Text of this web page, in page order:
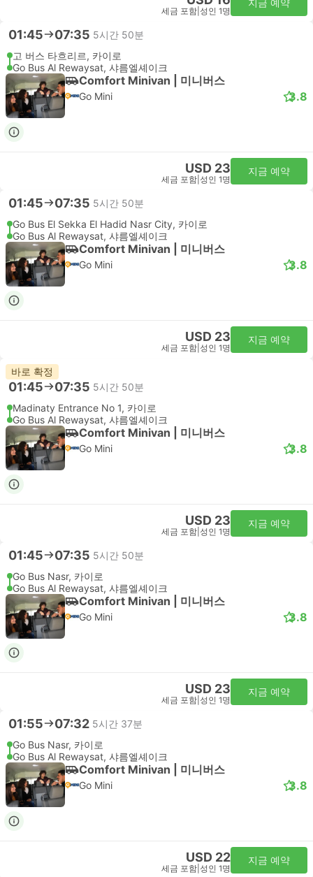
세금 포함 성인 1명
지금 예약
01:45 07:35 5시간 50분
고 버스 타흐리르, 카이로
Go Bus Al Rewaysat, 샤름엘셰이크
Comfort Minivan | 미니버스
Go Mini 3.8
USD 23
세금 포함 성인 1명
지금 예약
01:45 07:35 5시간 50분
Go Bus El Sekka El Hadid Nasr City, 카이로
Go Bus Al Rewaysat, 샤름엘셰이크
Comfort Minivan | 미니버스
Go Mini 3.8
USD 23
세금 포함 성인 1명
지금 예약
바로 확정
01:45 07:35 5시간 50분
Madinaty Entrance No 1, 카이로
Go Bus Al Rewaysat, 샤름엘셰이크
Comfort Minivan | 미니버스
Go Mini 3.8
USD 23
세금 포함 성인 1명
지금 예약
01:45 07:35 5시간 50분
Go Bus Nasr, 카이로
Go Bus Al Rewaysat, 샤름엘셰이크
Comfort Minivan | 미니버스
Go Mini 3.8
USD 23
세금 포함 성인 1명
지금 예약
01:55 07:32 5시간 37분
Go Bus Nasr, 카이로
Go Bus Al Rewaysat, 샤름엘셰이크
Comfort Minivan | 미니버스
Go Mini 3.8
USD 22
세금 포함 성인 1명
지금 예약